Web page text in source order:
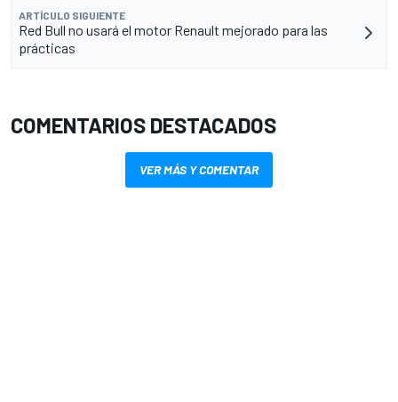
ARTÍCULO SIGUIENTE
Red Bull no usará el motor Renault mejorado para las
prácticas
COMENTARIOS DESTACADOS
VER MÁS Y COMENTAR